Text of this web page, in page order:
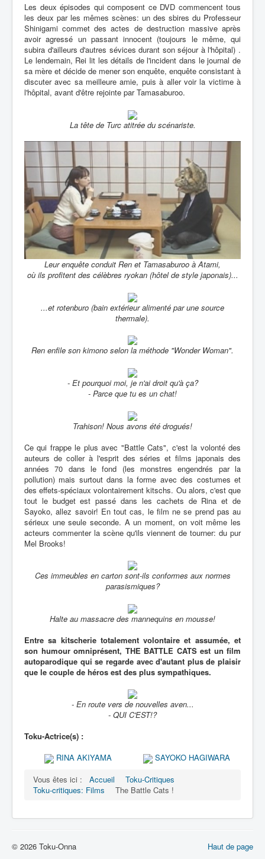
Les deux épisodes qui composent ce DVD commencent tous
les deux par les mêmes scènes: un des sbires du Professeur
Shinigami commet des actes de destruction massive après
avoir agressé un passant innocent (toujours le même, qui
subira d'ailleurs d'autres sévices durant son séjour à l'hôpital) .
Le lendemain, Rei lit les détails de l'incident dans le journal de
sa mère et décide de mener son enquête, enquête consistant à
discuter avec sa meilleure amie, puis à aller voir la victime à
l'hôpital, avant d'être rejointe par Tamasaburoo.
La tête de Turc atitrée du scénariste.
Leur enquête conduit Ren et Tamasaburoo à Atami,
où ils profitent des célèbres ryokan (hôtel de style japonais)...
...et rotenburo (bain extérieur alimenté par une source
thermale).
Ren enfile son kimono selon la méthode "Wonder Woman".
- Et pourquoi moi, je n'ai droit qu'à ça?
- Parce que tu es un chat!
Trahison! Nous avons été drogués!
Ce qui frappe le plus avec "Battle Cats", c'est la volonté des
auteurs de coller à l'esprit des séries et films japonais des
années 70 dans le fond (les monstres engendrés par la
pollution) mais surtout dans la forme avec des costumes et
des effets-spéciaux volontairement kitschs. Ou alors, c'est que
tout le budget est passé dans les cachets de Rina et de
Sayoko, allez savoir! En tout cas, le film ne se prend pas au
sérieux une seule seconde. A un moment, on voit même les
acteurs commenter la scène qu'ils viennent de tourner: du pur
Mel Brooks!
Ces immeubles en carton sont-ils conformes aux normes
parasismiques?
Halte au massacre des mannequins en mousse!
Entre sa kitscherie totalement volontaire et assumée, et
son humour omniprésent, THE BATTLE CATS est un film
autoparodique qui se regarde avec d'autant plus de plaisir
que le couple de héros est des plus sympathiques.
- En route vers de nouvelles aven...
- QUI C'EST!?
Toku-Actrice(s) :
RINA AKIYAMA
SAYOKO HAGIWARA
Vous êtes ici :
Accueil
Toku-Critiques
Toku-critiques: Films
The Battle Cats !
Haut de page
© 2026 Toku-Onna